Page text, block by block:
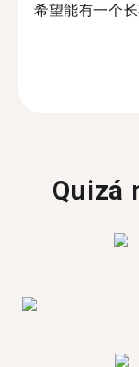
希望能有一个
Quizá